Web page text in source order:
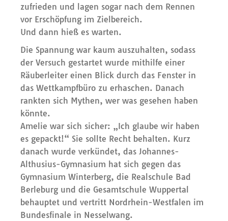
zufrieden und lagen sogar nach dem Rennen
vor Erschöpfung im Zielbereich.
Und dann hieß es warten.
Die Spannung war kaum auszuhalten, sodass
der Versuch gestartet wurde mithilfe einer
Räuberleiter einen Blick durch das Fenster in
das Wettkampfbüro zu erhaschen. Danach
rankten sich Mythen, wer was gesehen haben
könnte.
Amelie war sich sicher: „Ich glaube wir haben
es gepackt!“ Sie sollte Recht behalten. Kurz
danach wurde verkündet, das Johannes-
Althusius-Gymnasium hat sich gegen das
Gymnasium Winterberg, die Realschule Bad
Berleburg und die Gesamtschule Wuppertal
behauptet und vertritt Nordrhein-Westfalen im
Bundesfinale in Nesselwang.